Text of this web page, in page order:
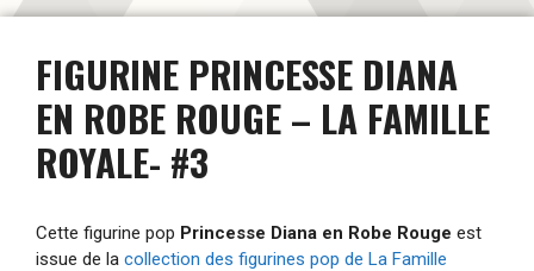
FIGURINE PRINCESSE DIANA
EN ROBE ROUGE – LA FAMILLE
ROYALE- #3
Cette figurine pop Princesse Diana en Robe Rouge est
issue de la collection des figurines pop de La Famille